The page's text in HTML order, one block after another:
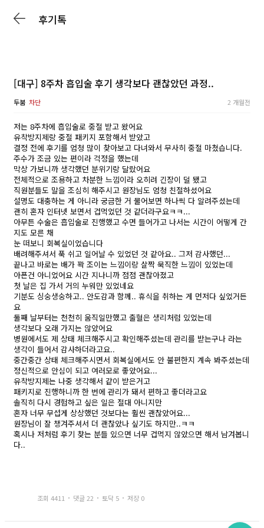
후기톡
[대구] 8주차 흡입술 후기 생각보다 괜찮았던 과정..
두붐 차단 2 개월전
저는 8주차에 흡입술로 중절 받고 왔어요
유착방지제랑 중절 패키지 포함해서 받았고
결정 전에 후기를 엄청 많이 찾아보고 다녀와서 무사히 중절 마쳤습니다.
주수가 조금 있는 편이라 걱정을 했는데
막상 가보니까 생각했던 분위기랑 달랐어요
전체적으로 조용하고 차분한 느낌이라 오히려 긴장이 덜 됐고
직원분들도 말을 조심히 해주시고 원장님도 엄청 친절하셨어요
설명도 대충하는 게 아니라 궁금한 거 물어보면 하나씩 다 알려주셨는데
괜히 혼자 인터넷 보면서 겁먹었던 것 같더라구요ㅋㅋ...
아무튼 수술은 흡입술로 진행했고 수면 들어가고 나서는 시간이 어떻게 간
지도 모른 채
눈 떠보니 회복실이었습니다
배려해주셔서 푹 쉬고 일어날 수 있었던 것 같아요.. 그저 감사했던...
끝나고 바로는 배가 꽉 조이는 느낌이랑 살짝 묵직한 느낌이 있었는데
아픈건 아니었어요 시간 지나니까 점점 괜찮아졌고
첫 날은 집 가서 거의 누워만 있었네요
기분도 싱숭생숭하고.. 안도감과 함께.. 휴식을 취하는 게 먼저다 싶었거든
요
둘째 날부터는 천천히 움직일만했고 출혈은 생리처럼 있었는데
생각보다 오래 가지는 않았어요
병원에서도 제 상태 체크해주시고 확인해주셨는데 관리를 받는구나 라는
생각이 들어서 감사하더라고요..
중간중간 상태 체크해주시면서 회복실에서도 안 불편한지 계속 봐주셨는데
정신적으로 안심이 되고 여러모로 좋았어요...
유착방지제는 나중 생각해서 같이 받은거고
패키지로 진행하니까 한 번에 관리가 돼서 편하고 좋더라고요
솔직히 다시 경험하고 싶은 일은 절대 아니지만
혼자 너무 무섭게 상상했던 것보다는 훨씬 괜찮았어요...
원장님이 잘 챙겨주셔서 더 괜찮았나 싶기도 하지만..ㅋㅋ
혹시나 저처럼 후기 찾는 분들 있으면 너무 겁먹지 않았으면 해서 남겨봅니
다..
조회 4411 댓글 22 토닥 5 저장 0